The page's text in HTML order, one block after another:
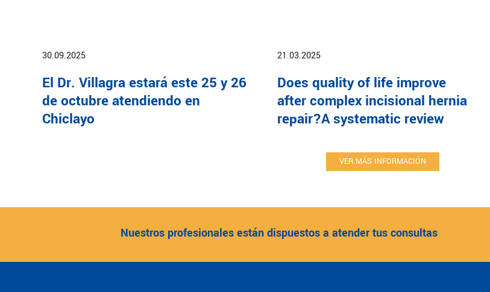
30.09.2025
El Dr. Villagra estará este 25 y 26
de octubre atendiendo en
Chiclayo
21.03.2025
Does quality of life improve
after complex incisional hernia
repair?A systematic review
VER MÁS INFORMACIÓN
Nuestros profesionales están dispuestos a atender tus consultas